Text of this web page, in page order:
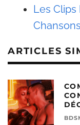
Les Clips
ARTICLES